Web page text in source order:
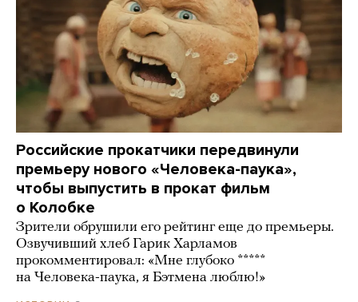
Российские прокатчики передвинули
премьеру нового «Человека-паука»,
чтобы выпустить в прокат фильм
о Колобке
Зрители обрушили его рейтинг еще до премьеры.
Озвучивший хлеб Гарик Харламов
прокомментировал: «Мне глубоко *****
на Человека-паука, я Бэтмена люблю!»